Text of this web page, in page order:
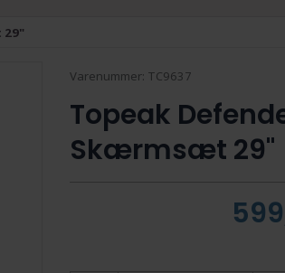
29"
Varenummer: TC9637
Topeak
Skærmsæt 29"